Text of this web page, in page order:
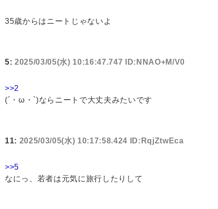
35歳からはニートじゃないよ
5: 2025/03/05(水) 10:16:47.747 ID:NNAO+M/V0
>>2
(´・ω・`)ならニートで大丈夫みたいです
11: 2025/03/05(水) 10:17:58.424 ID:RqjZtwEca
>>5
なにっ、若者は元気に旅行したりして